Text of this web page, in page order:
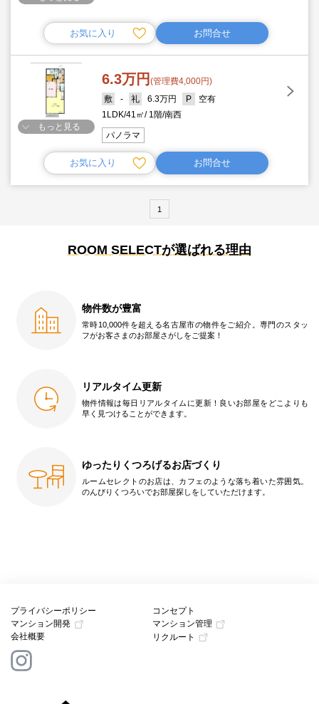
お気に入り お問合せ
もっと見る
1階 南西
6.3万円(管理費4,000円)
-
6.3万円
1LDK 41㎡
空有
パノラマ
お気に入り お問合せ
1
ROOM SELECTが選ばれる理由
物件数が豊富
常時10,000件を超える名古屋市の物件をご紹介。専門のスタッ
フがお客さまのお部屋さがしをご提案！
リアルタイム更新
物件情報は毎日リアルタイムに更新！良いお部屋をどこよりも
早く見つけることができます。
ゆったりくつろげるお店づくり
ルームセレクトのお店は、カフェのような落ち着いた雰囲気。
のんびりくつろいでお部屋探しをしていただけます。
プライバシーポリシー
コンセプト
マンション開発
マンション管理
会社概要
リクルート